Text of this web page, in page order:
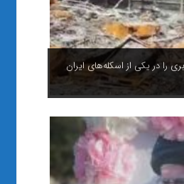
را در یکی از اسکله‌های ایران